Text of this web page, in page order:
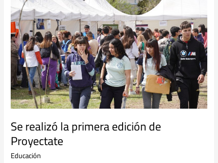
Se realizó la primera edición de
Proyectate
Educación
primera
edición
de
Proyectate